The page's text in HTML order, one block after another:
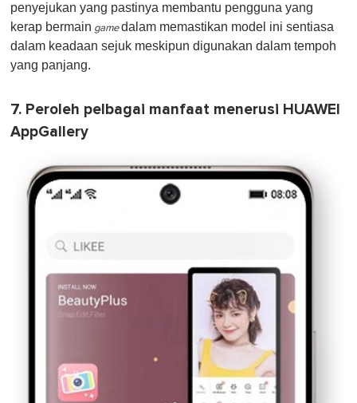
penyejukan yang pastinya membantu pengguna yang
kerap bermain gamedalam memastikan model ini sentiasa
dalam keadaan sejuk meskipun digunakan dalam tempoh
yang panjang.
7. Peroleh pelbagai manfaat menerusi HUAWEI
AppGallery